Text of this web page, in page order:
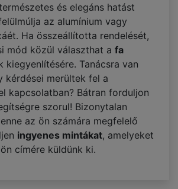
és elegáns hatást
az alumínium vagy
Ha összeállította rendelését,
mód közül választhat a fa
kiegyenlítésére. Tanácsra van
kérdései merültek fel a
kapcsolatban? Bátran forduljon
szorul! Bizonytalan
az ön számára megfelelő
ingyenes mintákat, amelyeket
címére küldünk ki.